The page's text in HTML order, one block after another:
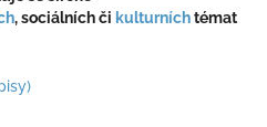
, sociálních či kulturníchtémat